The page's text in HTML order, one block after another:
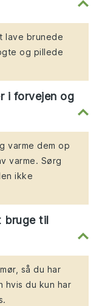
lave brunede
og pillede
i forvejen og
varme dem op
varme. Sørg
ikke
bruge til
så du har
hvis du kun har